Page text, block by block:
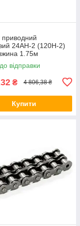
24AH-2 (120H-2)
1.75м
відправки
₴ 4 806,38 ₴
Купити